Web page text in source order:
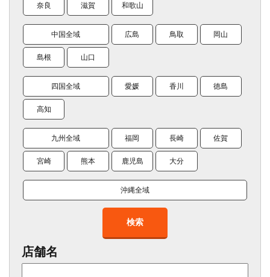
奈良 滋賀 和歌山
中国全域 広島 鳥取 岡山
島根 山口
四国全域 愛媛 香川 徳島
高知
九州全域 福岡 長崎 佐賀
宮崎 熊本 鹿児島 大分
沖縄全域
検索
店舗名